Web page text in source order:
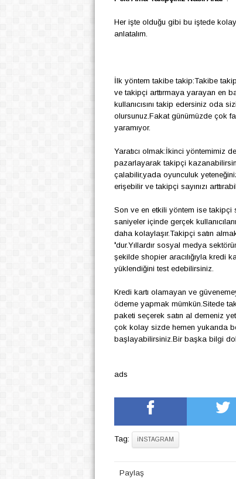
Her işte olduğu gibi bu iştede
anlatalım.
İlk yöntem takibe takip:Takibe
ve takipçi arttırmaya yarayan en
kullanıcısını takip edersiniz oda
olursunuz.Fakat günümüzde çok
yaramıyor.
Yaratıcı olmak:İkinci yöntemimiz
pazarlayarak takipçi
çalabilir,yada oyunculuk
erişebilir ve takipçi sayınızı
Son ve en etkili yöntem ise takipçi
saniyeler içinde gerçek
daha kolaylaşır.Takipçi satın
'dur.Yıllardır sosyal medya sektörü
şekilde shopier aracılığıyla kredi
yüklendiğini test edebilirsiniz.
Kredi kartı olamayan ve gü
ödeme yapmak mümkün.Sitede
paketi seçerek satın al demeniz
çok kolay sizde hemen yukarıda
başlayabilirsiniz.Bir başka bilgi
ads
Tag: İNSTAGRAM
Paylaş